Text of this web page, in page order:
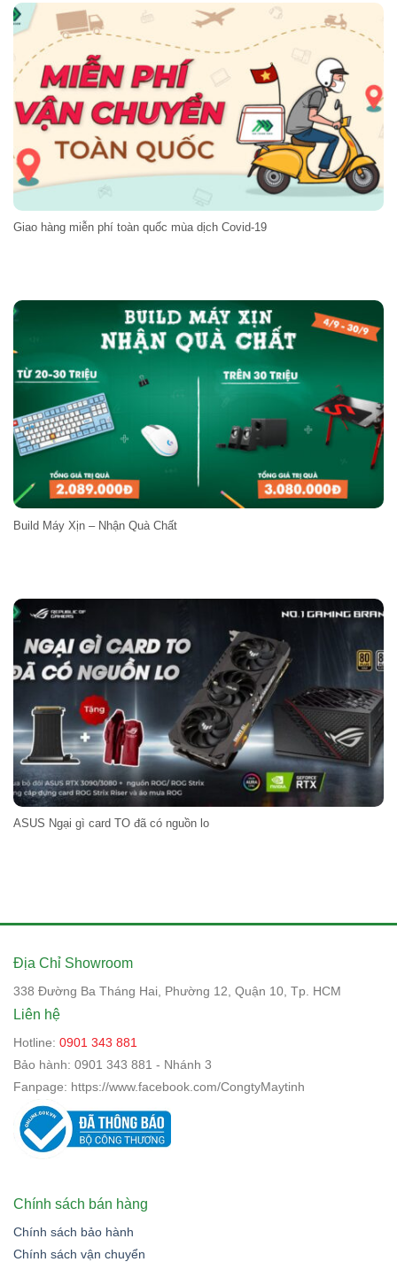
Giao hàng miễn phí toàn quốc mùa dịch Covid-19
Build Máy Xịn – Nhận Quà Chất
ASUS Ngại gì card TO đã có nguồn lo
Địa Chỉ Showroom
338 Đường Ba Tháng Hai, Phường 12, Quận 10, Tp. HCM
Liên hệ
Hotline: 0901 343 881
Bảo hành: 0901 343 881 - Nhánh 3
Fanpage: https://www.facebook.com/CongtyMaytinh
Chính sách bán hàng
Chính sách bảo hành
Chính sách vận chuyển